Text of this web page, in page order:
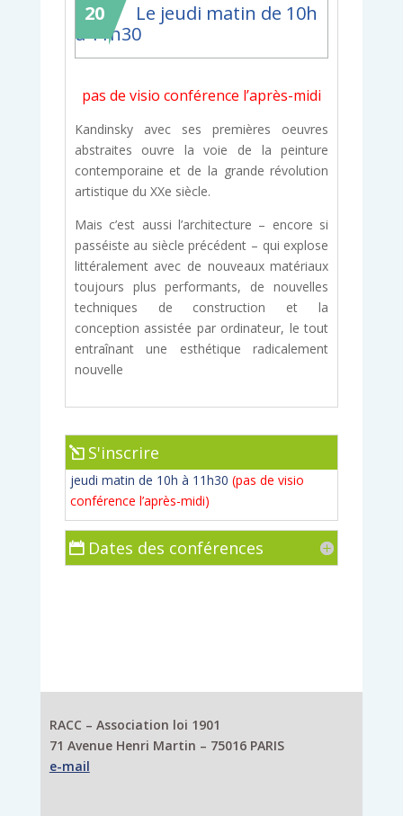
20
Le jeudi matin de 10h
à 11h30
pas de visio conférence l’après-midi
Kandinsky avec ses premières oeuvres
abstraites ouvre la voie de la peinture
contemporaine et de la grande révolution
artistique du XXe siècle.
Mais c’est aussi l’architecture – encore si
passéiste au siècle précédent – qui explose
littéralement avec de nouveaux matériaux
toujours plus performants, de nouvelles
techniques de construction et la
conception assistée par ordinateur, le tout
entraînant une esthétique radicalement
nouvelle
S'inscrire
jeudi matin de 10h à 11h30 (pas de visio
conférence l’après-midi)
Dates des conférences
RACC – Association loi 1901
71 Avenue Henri Martin – 75016 PARIS
e-mail